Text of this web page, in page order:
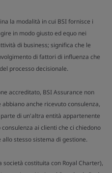
la modalità in cui BSI fornisce i
in modo giusto ed equo nei
di business; significa che le
di fattori di influenza che
processo decisionale.
accreditato, BSI Assurance non
anche ricevuto consulenza,
di un'altra entità appartenente
ai clienti che ci chiedono
stesso sistema di gestione.
costituita con Royal Charter),